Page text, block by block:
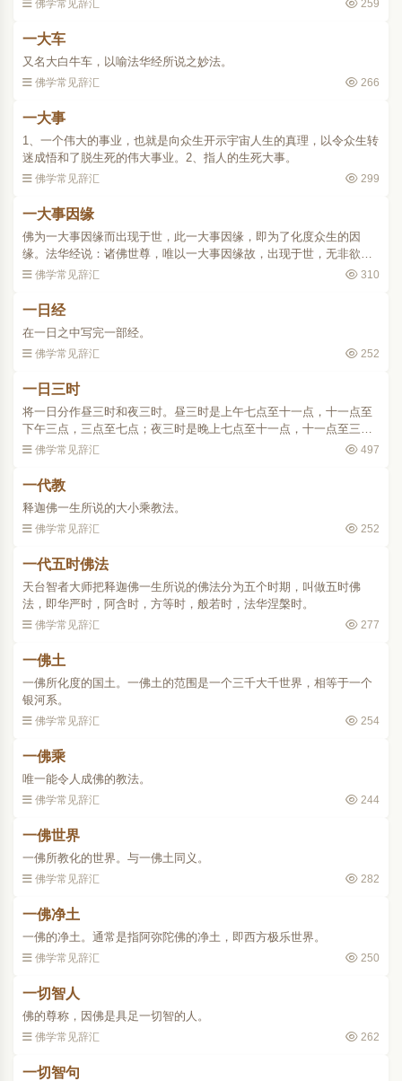
佛学常见辞汇 259
一大车
又名大白牛车，以喻法华经所说之妙法。
佛学常见辞汇 266
一大事
1、一个伟大的事业，也就是向众生开示宇宙人生的真理，以令众生转
迷成悟和了脱生死的伟大事业。2、指人的生死大事。
佛学常见辞汇 299
一大事因缘
佛为一大事因缘而出现于世，此一大事因缘，即为了化度众生的因
缘。法华经说：诸佛世尊，唯以一大事因缘故，出现于世，无非欲令
众生开示悟入佛之知见。..
佛学常见辞汇 310
一日经
在一日之中写完一部经。
佛学常见辞汇 252
一日三时
将一日分作昼三时和夜三时。昼三时是上午七点至十一点，十一点至
下午三点，三点至七点；夜三时是晚上七点至十一点，十一点至三
点，三点至七点。..
佛学常见辞汇 497
一代教
释迦佛一生所说的大小乘教法。
佛学常见辞汇 252
一代五时佛法
天台智者大师把释迦佛一生所说的佛法分为五个时期，叫做五时佛
法，即华严时，阿含时，方等时，般若时，法华涅槃时。
佛学常见辞汇 277
一佛土
一佛所化度的国土。一佛土的范围是一个三千大千世界，相等于一个
银河系。
佛学常见辞汇 254
一佛乘
唯一能令人成佛的教法。
佛学常见辞汇 244
一佛世界
一佛所教化的世界。与一佛土同义。
佛学常见辞汇 282
一佛净土
一佛的净土。通常是指阿弥陀佛的净土，即西方极乐世界。
佛学常见辞汇 250
一切智人
佛的尊称，因佛是具足一切智的人。
佛学常见辞汇 262
一切智句